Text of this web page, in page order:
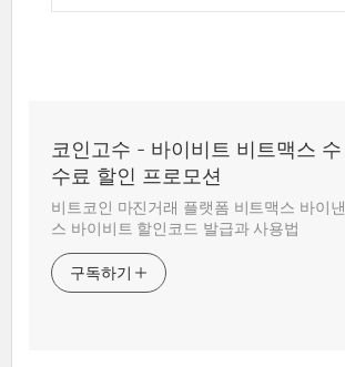
코인고수 - 바이비트 비트맥스 수
수료 할인 프로모션
비트코인 마진거래 플랫폼 비트맥스 바이낸
스 바이비트 할인코드 발급과 사용법
구독하기